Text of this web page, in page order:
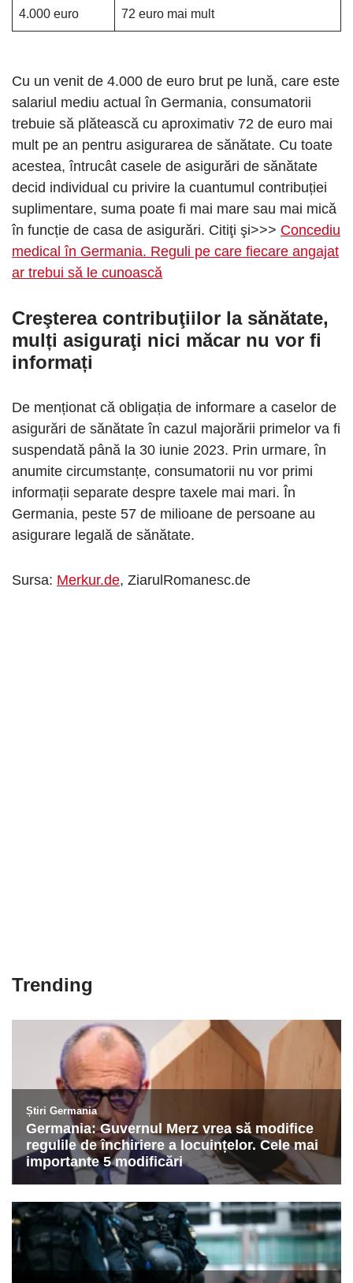
4.000 euro 72 euro mai mult
Cu un venit de 4.000 de euro brut pe lună, care este
salariul mediu actual în Germania, consumatorii
trebuie să plătească cu aproximativ 72 de euro mai
mult pe an pentru asigurarea de sănătate. Cu toate
acestea, întrucât casele de asigurări de sănătate
decid individual cu privire la cuantumul contribuției
suplimentare, suma poate fi mai mare sau mai mică
în funcție de casa de asigurări. Citiţi şi>>> Concediu
medical în Germania. Reguli pe care fiecare angajat
ar trebui să le cunoască
Creşterea contribuţiilor la sănătate,
mulți asiguraţi nici măcar nu vor fi
informați
De menționat că obligația de informare a caselor de
asigurări de sănătate în cazul majorării primelor va fi
suspendată până la 30 iunie 2023. Prin urmare, în
anumite circumstanțe, consumatorii nu vor primi
informații separate despre taxele mai mari. În
Germania, peste 57 de milioane de persoane au
asigurare legală de sănătate.
Sursa: Merkur.de, ZiarulRomanesc.de
Trending